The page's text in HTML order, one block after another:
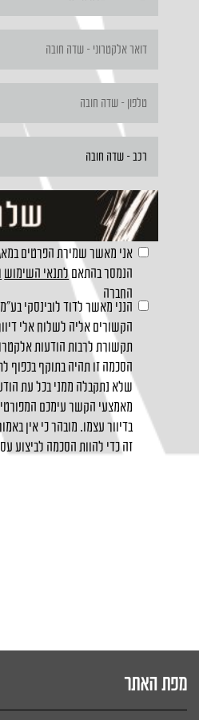
אני מאשר שמירת הפרטים
הנמסר בהתאםלתנאי השימוש
החברה
הנני מאשר לדוד לובינסקי
הקשורים אליה לשלוח אלי
תקשורת לרבות הודעות
הסכמה זו תהיה בתוקף בכפוף
שלא נתקבלה ממני בכל עת
מאמצעי הקשר עימכם
בדיוור עצמו. מובהר כי אין
זה כדי להוות הסכמה לביצוע
מפת האתר